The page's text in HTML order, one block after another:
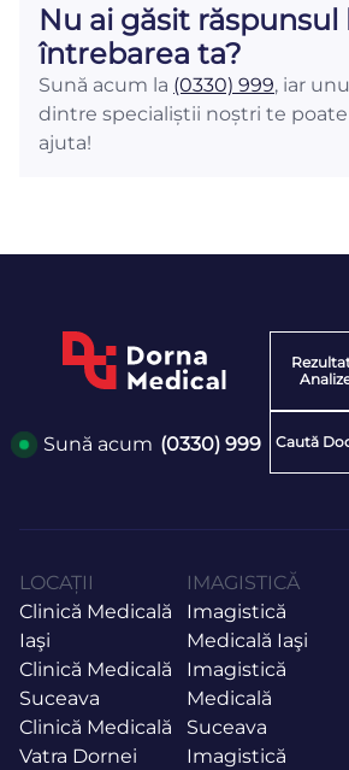
Nu ai găsit răspunsul
întrebarea ta?
Sună acum la (0330) 999, iar
dintre specialiștii noștri te poate
ajuta!
Sună acum (0330) 999 Caută
LOCAȚII
Clinică Medicală
Iaşi
Clinică Medicală
Suceava
Clinică Medicală
Vatra Dornei
IMAGISTICĂ
Imagistică
Medicală Iaşi
Imagistică
Medicală
Suceava
Imagistică